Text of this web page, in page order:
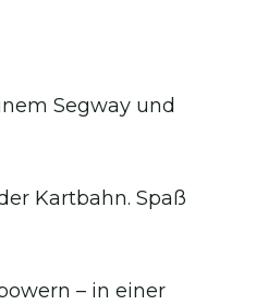
Segway und
Kartbahn. Spaß
– in einer